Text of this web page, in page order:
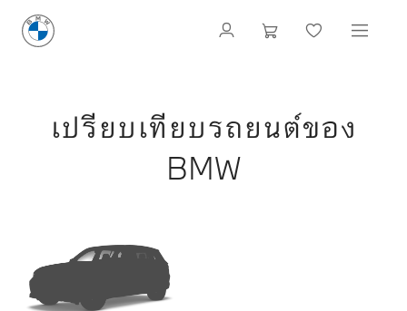
เปรียบเทียบรถยนต์ของ
BMW